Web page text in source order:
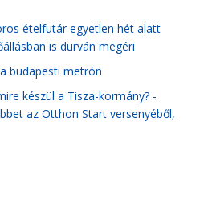
ételfutár egyetlen hét alatt
is durván megéri
budapesti metrón
készül a Tisza-kormány? -
az Otthon Start versenyéből,